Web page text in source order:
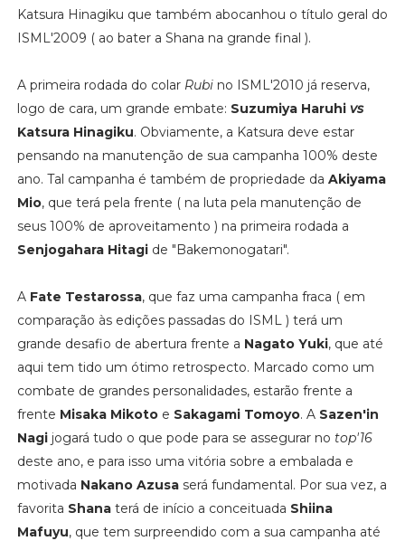
Katsura Hinagiku que também abocanhou o título geral do
ISML'2009 ( ao bater a Shana na grande final ).
A primeira rodada do colar Rubino ISML'2010 já reserva,
logo de cara, um grande embate: Suzumiya Haruhi vs
Katsura Hinagiku. Obviamente, a Katsura deve estar
pensando na manutenção de sua campanha 100% deste
ano. Tal campanha é também de propriedade da Akiyama
Mio, que terá pela frente ( na luta pela manutenção de
seus 100% de aproveitamento ) na primeira rodada a
Senjogahara Hitagide "Bakemonogatari".
A Fate Testarossa, que faz uma campanha fraca ( em
comparação às edições passadas do ISML ) terá um
grande desafio de abertura frente a Nagato Yuki, que até
aqui tem tido um ótimo retrospecto. Marcado como um
combate de grandes personalidades, estarão frente a
frente Misaka Mikotoe Sakagami Tomoyo. A Sazen'in
Nagijogará tudo o que pode para se assegurar no top'16
deste ano, e para isso uma vitória sobre a embalada e
motivada Nakano Azusaserá fundamental. Por sua vez, a
favorita Shanaterá de início a conceituada Shiina
Mafuyu, que tem surpreendido com a sua campanha até